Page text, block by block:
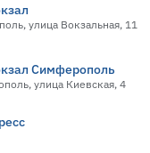
улица Вокзальная, 11
Симферополь
улица Киевская, 4